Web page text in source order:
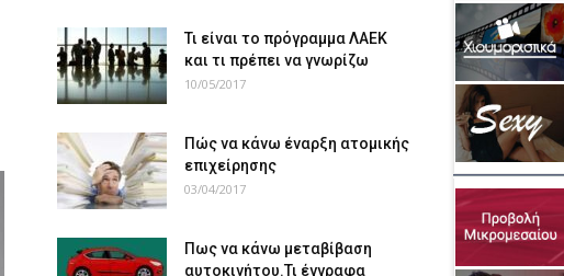
Τι είναι το πρόγραμμα ΛΑΕΚ
και τι πρέπει να γνωρίζω
10/05/2017
Πώς να κάνω έναρξη ατομικής
επιχείρησης
03/04/2017
Πως να κάνω μεταβίβαση
αυτοκινήτου.Τι έγγραφα